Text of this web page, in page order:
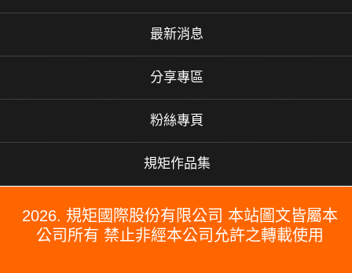
最新消息
分享專區
粉絲專頁
規矩作品集
2026. 規矩國際股份有限公司 本站圖文皆屬本
公司所有 禁止非經本公司允許之轉載使用